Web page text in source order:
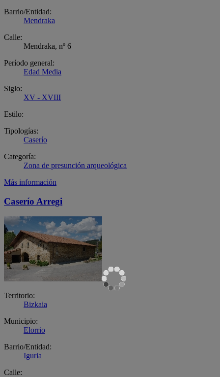
Barrio/Entidad:
Mendraka
Calle:
Mendraka, nº 6
Período general:
Edad Media
Siglo:
XV - XVIII
Estilo:
Tipologías:
Caserío
Categoría:
Zona de presunción arqueológica
Más información
Caserío Arregi
Territorio:
Bizkaia
Municipio:
Elorrio
Barrio/Entidad:
Iguria
Calle: